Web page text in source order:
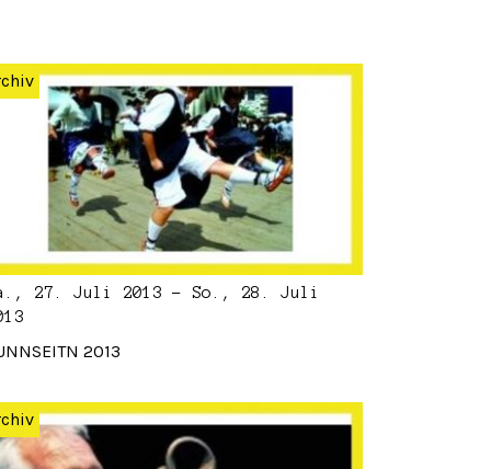
27. Juli 2013 - So., 28. Juli
2013